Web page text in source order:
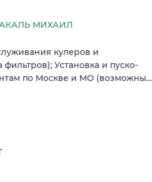
МИХАИЛ
кулеров и
Установка и пуско-
по Москве и МО (возможны…